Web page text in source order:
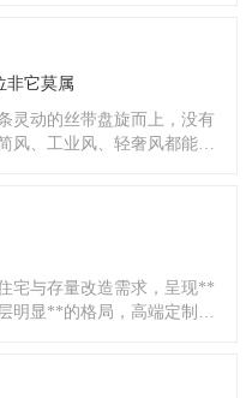
非它莫属
灵动的丝带盘旋而上，没有
风、工业风、轻奢风都能完
宅与存量改造需求，呈现**
明显**的格局，高端定制与